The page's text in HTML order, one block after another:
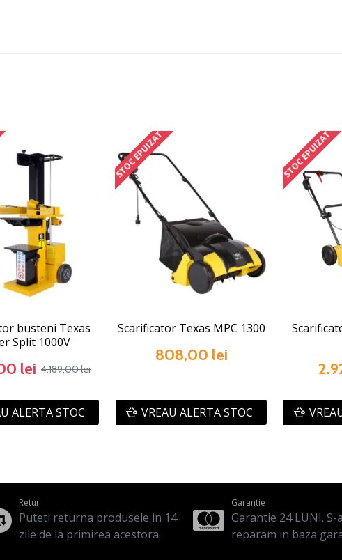
busteni Texas
Split 1000V
lei 4.189,00 lei
ALERTA STOC
STOC EPUIZAT
Scarificator Texas MPC 1300
808,00 lei
VREAU ALERTA STOC
STOC EPUIZAT
Retur
Puteti returna produsele in 14
zile de la primirea acestora.
Garantie
Garantie 24 LUNI. S-
reparam in baza